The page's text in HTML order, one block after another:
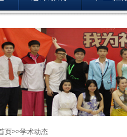
188 学术动态
页>>学术动态